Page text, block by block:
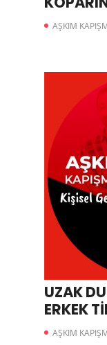
AŞKIM
UZAK
ERKEK
AŞKIM